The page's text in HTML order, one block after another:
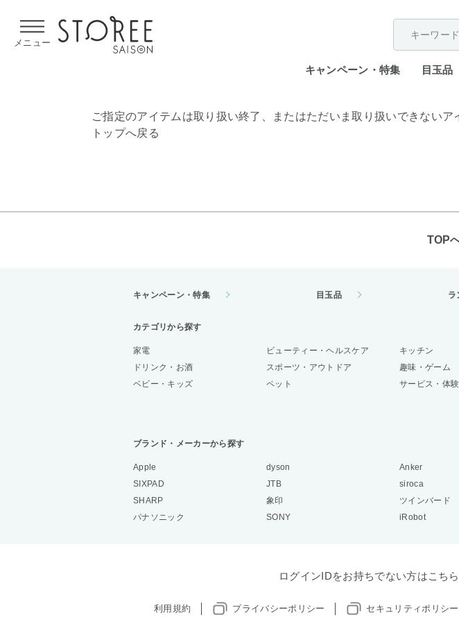
メニュー
キャンペーン・特集 目玉品
ご指定のアイテムは取り扱い終了、またはただいま取り扱いできないア
トップへ戻る
TOP
キャンペーン・特集 目玉品 ラ
カテゴリから探す
家電 ビューティー・ヘルスケア キッチン
ドリンク・お酒
スポーツ・アウトドア 趣味・ゲーム
ベビー・キッズ
ペット サービス・体験
ブランド・メーカーから探す
Apple dyson Anker
SIXPAD
JTB siroca
SHARP
象印 ツインバード
パナソニック
SONY iRobot
ログインIDをお持ちでない方はこちら
利用規約 プライバシーポリシー セキュリティポリシー